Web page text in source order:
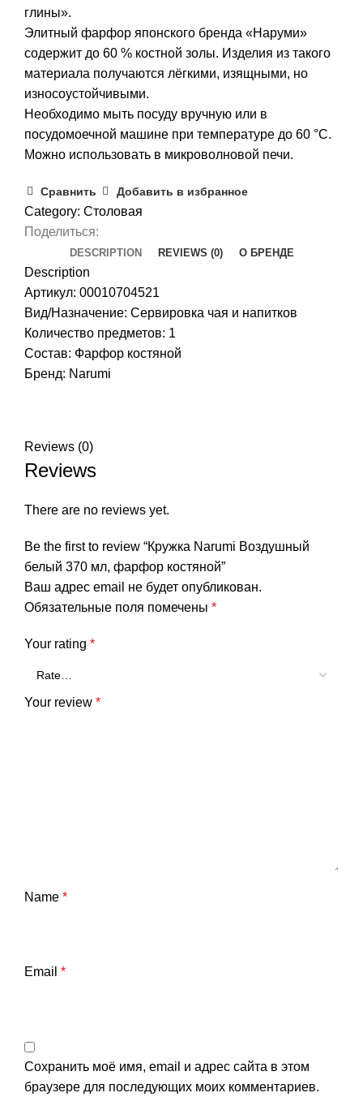
глины».
Элитный фарфор японского бренда «Наруми»
содержит до 60 % костной золы. Изделия из такого
материала получаются лёгкими, изящными, но
износоустойчивыми.
Необходимо мыть посуду вручную или в
посудомоечной машине при температуре до 60 °С.
Можно использовать в микроволновой печи.
Сравнить Добавить в избранное
Category: Столовая
Поделиться:
DESCRIPTION REVIEWS (0) О БРЕНДЕ
Description
Артикул: 00010704521
Вид/Назначение: Сервировка чая и напитков
Количество предметов: 1
Состав: Фарфор костяной
Бренд: Narumi
Reviews (0)
Reviews
There are no reviews yet.
Be the first to review “Кружка Narumi Воздушный
белый 370 мл, фарфор костяной”
Ваш адрес email не будет опубликован.
Обязательные поля помечены *
Your rating *
Your review *
Name *
Email *
Сохранить моё имя, email и адрес сайта в этом
браузере для последующих моих комментариев.